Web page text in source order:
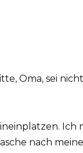
Oma, sei
Ich
nach